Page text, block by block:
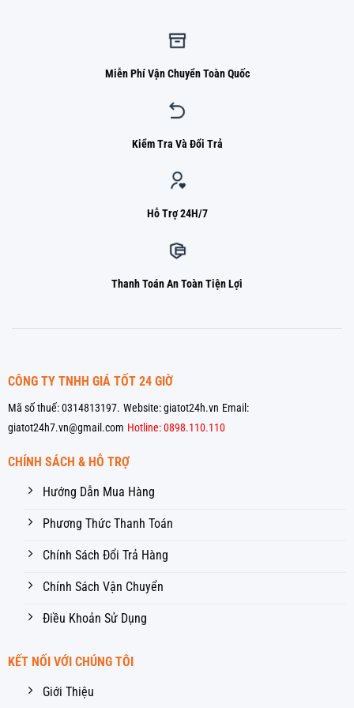
Miễn Phí Vận Chuyển Toàn Quốc
Kiểm Tra Và Đổi Trả
Hỗ Trợ 24H/7
Thanh Toán An Toàn Tiện Lợi
CÔNG TY TNHH GIÁ TỐT 24 GIỜ
Mã số thuế: 0314813197. Website: giatot24h.vn Email:
giatot24h7.vn@gmail.com Hotline: 0898.110.110
CHÍNH SÁCH & HỖ TRỢ
Hướng Dẫn Mua Hàng
Phương Thức Thanh Toán
Chính Sách Đổi Trả Hàng
Chính Sách Vận Chuyển
Điều Khoản Sử Dụng
KẾT NỐI VỚI CHÚNG TÔI
Giới Thiệu